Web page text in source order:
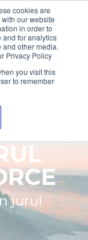
cookies are
our website
in order to
and for analytics
and other media.
Privacy Policy
you visit this
to remember
jurul